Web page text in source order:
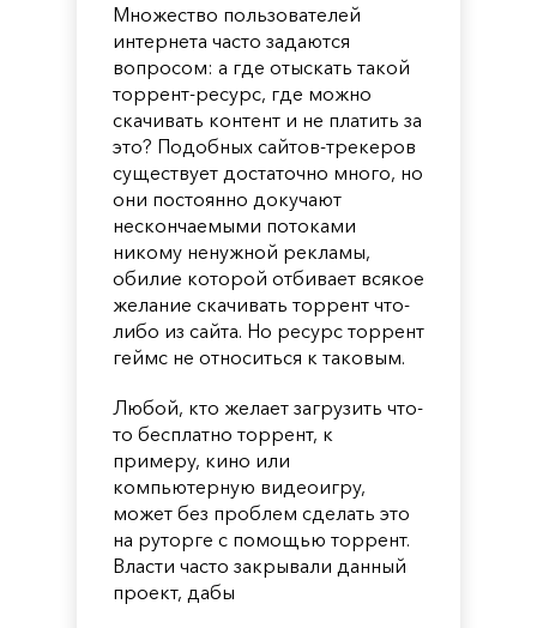
Множество пользователей
интернета часто задаются
вопросом: а где отыскать такой
торрент-ресурс, где можно
скачивать контент и не платить за
это? Подобных сайтов-трекеров
существует достаточно много, но
они постоянно докучают
нескончаемыми потоками
никому ненужной рекламы,
обилие которой отбивает всякое
желание скачивать торрент что-
либо из сайта. Но ресурс торрент
геймс не относиться к таковым.
Любой, кто желает загрузить что-
то бесплатно торрент, к
примеру, кино или
компьютерную видеоигру,
может без проблем сделать это
на руторге с помощью торрент.
Власти часто закрывали данный
проект, дабы